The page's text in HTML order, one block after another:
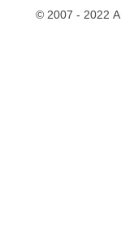
© 2007 - 2022